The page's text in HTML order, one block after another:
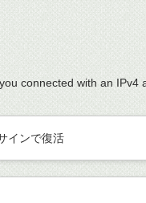
connected with an
インで復活